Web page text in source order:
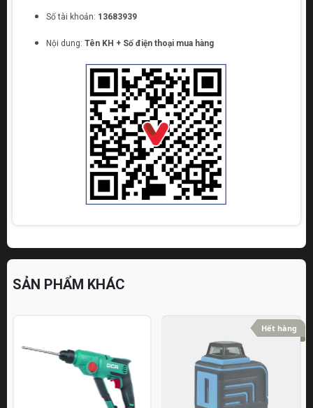
Số tài khoản: 13683939
Nội dung: Tên KH + Số điện thoại mua hàng
SẢN PHẨM KHÁC
Hết hàng